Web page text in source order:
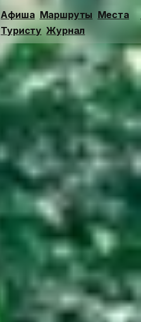
Афиша Маршруты Места
Туристу Журнал